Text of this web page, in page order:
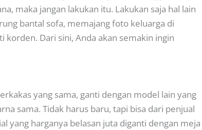
maka jangan lakukan itu. Lakukan saja hal lain
bantal sofa, memajang foto keluarga di
Dari sini, Anda akan semakin ingin
yang sama, ganti dengan model lain yang
sama. Tidak harus baru, tapi bisa dari penjual
yang harganya belasan juta diganti dengan meja